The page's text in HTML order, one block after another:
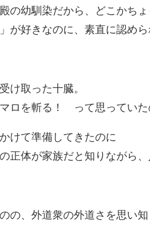
の幼馴染だから、どこかち
が好きなのに、素直に認めら
け取った十臓。
ロを斬る！ って思っていた
けて準備してきたのに
正体が家族だと知りながら
の、外道衆の外道さを思い知